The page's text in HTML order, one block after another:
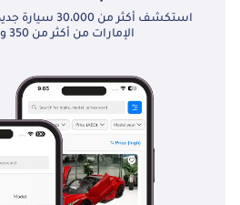
استكشف أكثر من
الإمارات من أكثر من 350 وكيل معتمد.